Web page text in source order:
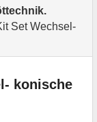
Set Wechsel-
konische